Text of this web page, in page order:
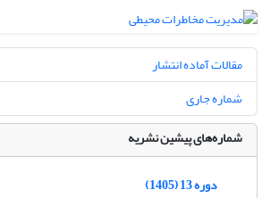
مقالات آماده انتشار
شماره جاری
شماره‌های پیشین نشریه
دوره 13 (1405)